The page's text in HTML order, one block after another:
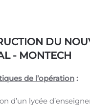
DU
- MONTECH
de l’opération :
d’un lycée